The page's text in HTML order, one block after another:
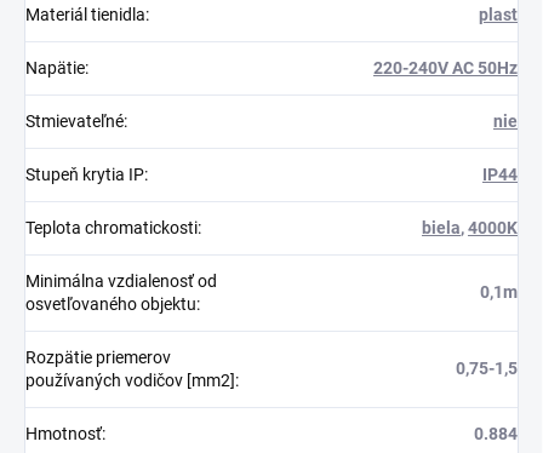
Materiál tienidla: plast
Napätie: 220-240V AC 50Hz
Stmievateľné: nie
Stupeň krytia IP: IP44
Teplota chromatickosti: biela,4000K
Minimálna vzdialenosť od
osvetľovaného objektu:
0,1m
Rozpätie priemerov
používaných vodičov [mm2]:
0,75-1,5
Hmotnosť: 0.884